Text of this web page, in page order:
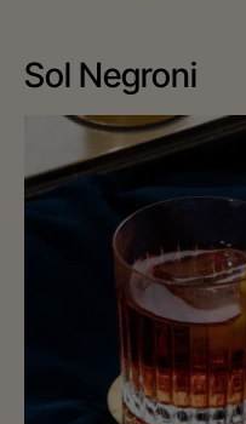
Sol Negroni